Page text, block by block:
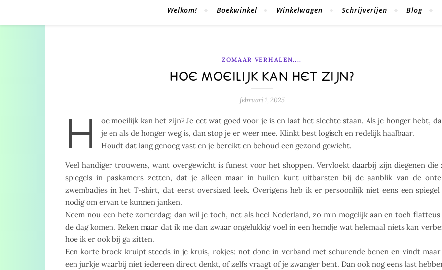
Welkom! Boekwinkel Winkelwagen Schrijverijen Blog
ZOMAAR VERHALEN....
HOE MOEILIJK KAN HET ZIJN?
februari 1, 2025
H
oe moeilijk kan het zijn? Je eet wat goed voor je is en laat het slechte staan. Als je honger hebt,
je en als de honger weg is, dan stop je er weer mee. Klinkt best logisch en redelijk haalbaar.
Houdt dat lang genoeg vast en je bereikt en behoud een gezond gewicht.
Veel handiger trouwens, want overgewicht is funest voor het shoppen. Vervloekt daarbij zijn diegenen die
spiegels in paskamers zetten, dat je alleen maar in huilen kunt uitbarsten bij de aanblik van de
zwembadjes in het T-shirt, dat eerst oversized leek. Overigens heb ik er persoonlijk niet eens een
nodig om ervan te kunnen janken.
Neem nou een hete zomerdag; dan wil je toch, net als heel Nederland, zo min mogelijk aan en toch
de dag komen. Reken maar dat ik me dan zwaar ongelukkig voel in een hemdje wat helemaal niets kan
hoe ik er ook bij ga zitten.
Een korte broek kruipt steeds in je kruis, rokjes: not done in verband met schurende benen en vindt maar
een jurkje waarbij niet iedereen direct denkt, of zelfs vraagt of je zwanger bent. Dan ook nog eens last